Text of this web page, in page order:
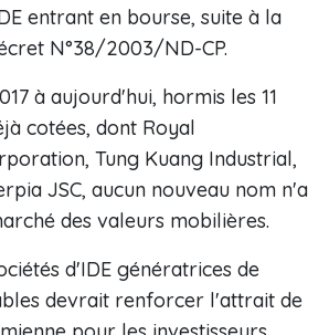
entrant en bourse, suite à la
N°38/2003/ND-CP.
à aujourd'hui, hormis les 11
cotées, dont Royal
Tung Kuang Industrial,
JSC, aucun nouveau nom n'a
des valeurs mobilières.
d'IDE génératrices de
devrait renforcer l'attrait de